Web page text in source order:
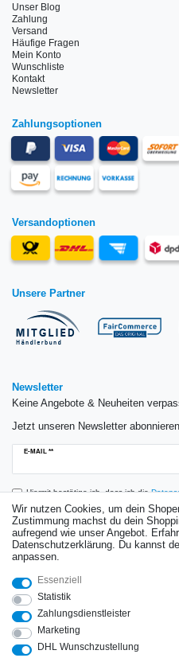
Unser Blog
Zahlung
Versand
Häufige Fragen
Mein Konto
Wunschliste
Kontakt
Newsletter
Zahlungsoptionen
Versandoptionen
Unsere Partner
Newsletter
Keine Angebote & Neuheiten
Jetzt unseren Newsletter
E-MAIL **
Newsletter
Hiermit bestätige ich, dass ich die
Einwilligung kann ich jederzeit
Bewertungen
Impressum
Wir nutzen Cookies, um dein
Zustimmung machst du dein
aufregend wie unser Angebot.
Datenschutzerklärung. Du kannst
anpassen.
Essenziell
Statistik
Zahlungsdienstleister
Marketing
DHL Wunschzustellung